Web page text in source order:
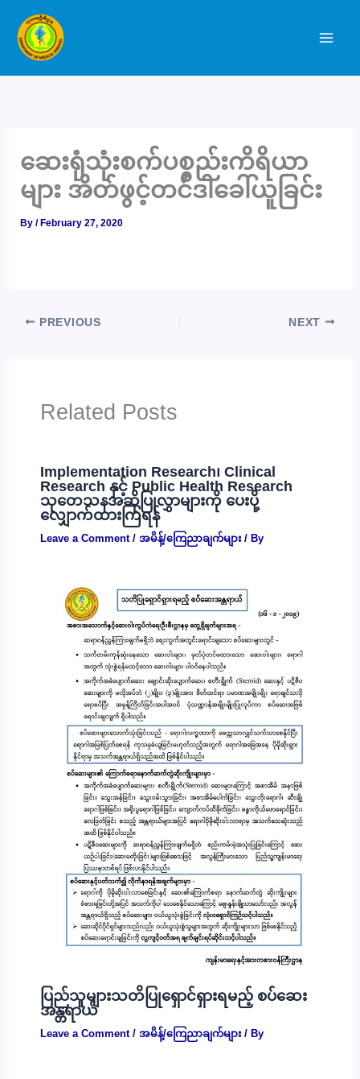
content
ဆေးရုံသုံးစက်ပစ္စည်းကိရိယာ
များ အိတ်ဖွင့်တင်ဒါခေါ်ယူခြင်း
By/ February 27, 2020
PREVIOUS NEXT
Related Posts
Implementation Research၊ Clinical
Research နှင့် Public Health Research
သုတေသနအဆိုပြုလွှာများကို ပေးပို့
လျှောက်ထားကြရန်
Leave a Comment / အမိန့်/ကြေညာချက်များ/ By
ပြည်သူများသတိပြုရှောင်ရှားရမည့် စပ်ဆေး
အန္တရာယ်
Leave a Comment / အမိန့်/ကြေညာချက်များ/ By